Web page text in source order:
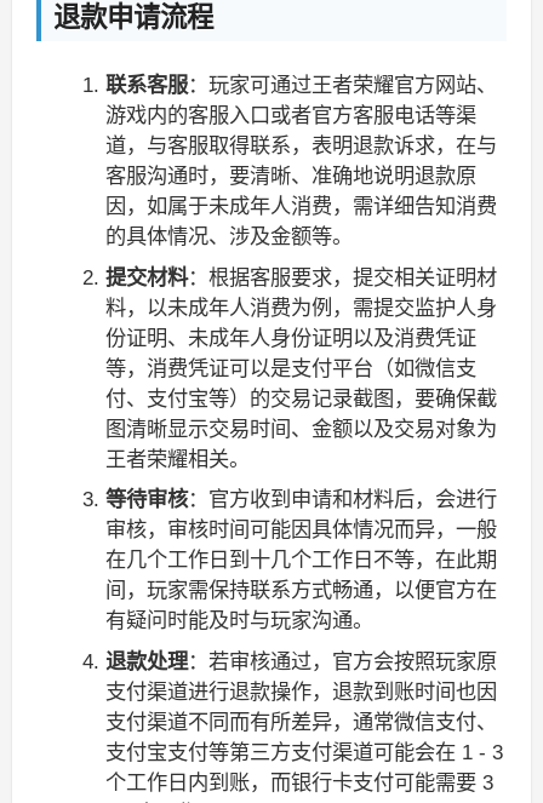
退款申请流程
联系客服：玩家可通过王者荣耀官方网站、
游戏内的客服入口或者官方客服电话等渠
道，与客服取得联系，表明退款诉求，在与
客服沟通时，要清晰、准确地说明退款原
因，如属于未成年人消费，需详细告知消费
的具体情况、涉及金额等。
提交材料：根据客服要求，提交相关证明材
料，以未成年人消费为例，需提交监护人身
份证明、未成年人身份证明以及消费凭证
等，消费凭证可以是支付平台（如微信支
付、支付宝等）的交易记录截图，要确保截
图清晰显示交易时间、金额以及交易对象为
王者荣耀相关。
等待审核：官方收到申请和材料后，会进行
审核，审核时间可能因具体情况而异，一般
在几个工作日到十几个工作日不等，在此期
间，玩家需保持联系方式畅通，以便官方在
有疑问时能及时与玩家沟通。
退款处理：若审核通过，官方会按照玩家原
支付渠道进行退款操作，退款到账时间也因
支付渠道不同而有所差异，通常微信支付、
支付宝支付等第三方支付渠道可能会在 1 - 3
个工作日内到账，而银行卡支付可能需要 3